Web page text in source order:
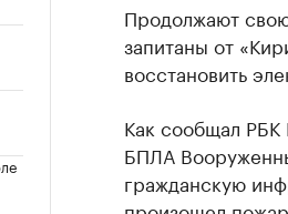
Продолжают
запитаны от
восстановить
Как сообщал РБК
БПЛА
гражданскую